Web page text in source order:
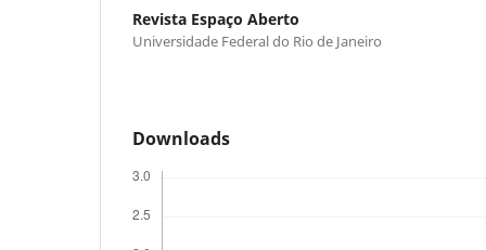
Revista Espaço Aberto
Universidade Federal do Rio de Janeiro
Downloads